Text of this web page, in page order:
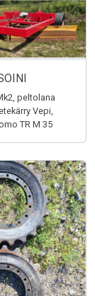
peltolana
Vepi,
TR M 35